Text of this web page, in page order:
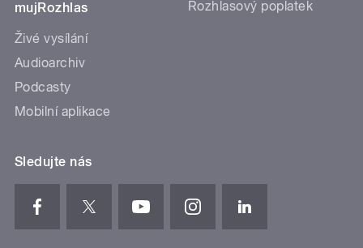
mujRozhlas
Živé vysílání
Audioarchiv
Podcasty
Mobilní aplikace
Rozhlasový poplatek
Sledujte nás